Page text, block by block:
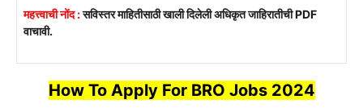
महत्त्वाची नोंद :सविस्तर माहितीसाठी खाली दिलेली अधिकृत जाहिरातीची PDF
वाचावी.
How To Apply For BRO Jobs 2024